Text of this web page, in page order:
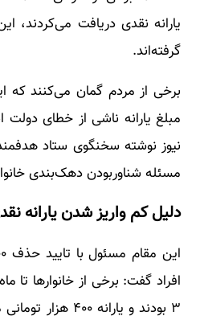
گرفته‌اند.
مبلغ یارانه ناشی از خطای
نیوز نوشته سخنگوی ستاد
مسئله شناوربودن دهک‌بندی
دلیل کم واریز شدن یارانه
افراد گفت: برخی از خانوارها
۳ بودند و یارانه